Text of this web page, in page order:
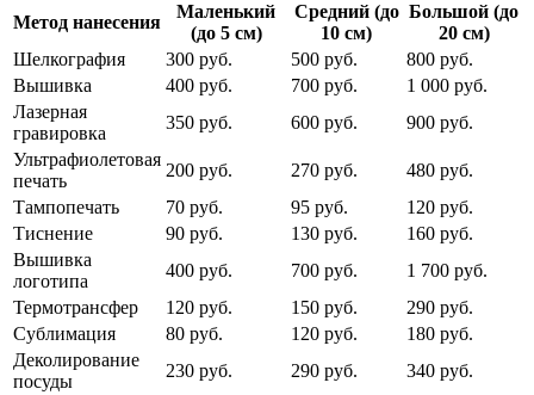
Метод нанесения
Маленький
(до 5 см)
Средний (до
10 см)
Большой (до
20 см)
Шелкография
300 руб. 500 руб.
800 руб.
Вышивка
400 руб. 700 руб.
1 000 руб.
Лазерная
гравировка
350 руб. 600 руб.
900 руб.
Ультрафиолетовая
печать
200 руб. 270 руб.
480 руб.
Тампопечать
70 руб. 95 руб.
120 руб.
Тиснение
90 руб. 130 руб.
160 руб.
Вышивка
логотипа
400 руб. 700 руб.
1 700 руб.
Термотрансфер
120 руб. 150 руб.
290 руб.
Сублимация
80 руб. 120 руб.
180 руб.
Деколирование
посуды
230 руб. 290 руб. 340 руб.